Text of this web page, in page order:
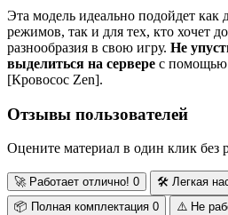
Эта модель идеально подойдет как
режимов, так и для тех, кто хочет
разнообразия в свою игру. Не
выделиться на сервере с помощью
[Кровосос Zen].
Отзывы пользователей
Оцените материал в один клик без
🚀Работает отлично! 0 🛠️ Легкая
📦 Полная комплектация 0 ⚠️ Не